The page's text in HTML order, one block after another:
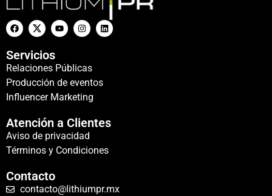
Servicios
Relaciones Públicas
Producción de eventos
Influencer Marketing
Atención a Clientes
Aviso de privacidad
Términos y Condiciones
Contacto
contacto@lithiumpr.mx